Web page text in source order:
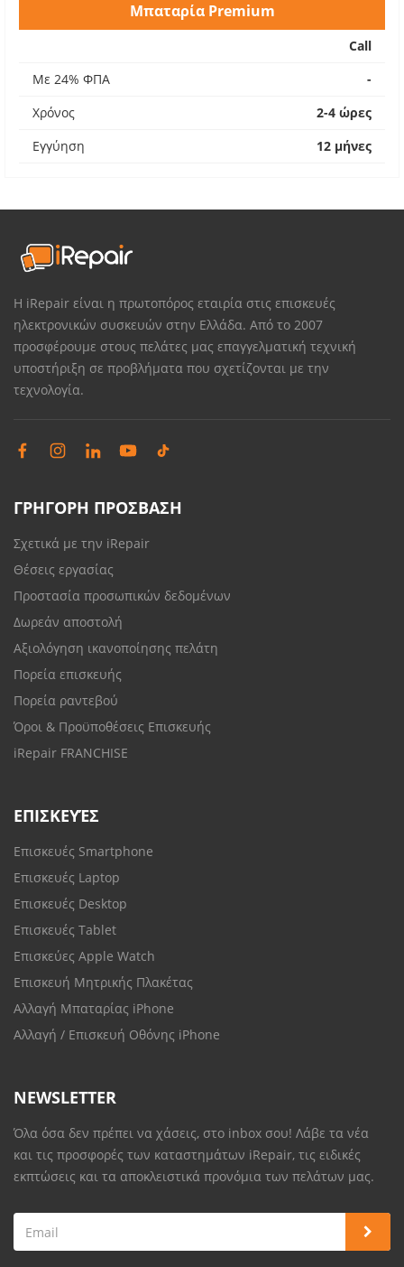
Μπαταρία Premium
Call
Με 24% ΦΠΑ
-
Χρόνος
2-4 ώρες
Εγγύηση
12 μήνες
Η iRepair είναι η πρωτοπόρος εταιρία στις επισκευές
ηλεκτρονικών συσκευών στην Ελλάδα. Από το 2007
προσφέρουμε στους πελάτες μας επαγγελματική τεχνική
υποστήριξη σε προβλήματα που σχετίζονται με την
τεχνολογία.
ΓΡΗΓΟΡΗ ΠΡΟΣΒΑΣΗ
Σχετικά με την iRepair
Θέσεις εργασίας
Προστασία προσωπικών δεδομένων
Δωρεάν αποστολή
Αξιολόγηση ικανοποίησης πελάτη
Πορεία επισκευής
Πορεία ραντεβού
Όροι & Προϋποθέσεις Επισκευής
iRepair FRANCHISE
ΕΠΙΣΚΕΥΈΣ
Επισκευές Smartphone
Επισκευές Laptop
Επισκευές Desktop
Επισκευές Tablet
Επισκεύες Apple Watch
Επισκευή Μητρικής Πλακέτας
Αλλαγή Μπαταρίας iPhone
Αλλαγή / Επισκευή Οθόνης iPhone
NEWSLETTER
Όλα όσα δεν πρέπει να χάσεις, στο inbox σου! Λάβε τα νέα
και τις προσφορές των καταστημάτων iRepair, τις ειδικές
εκπτώσεις και τα αποκλειστικά προνόμια των πελάτων μας.